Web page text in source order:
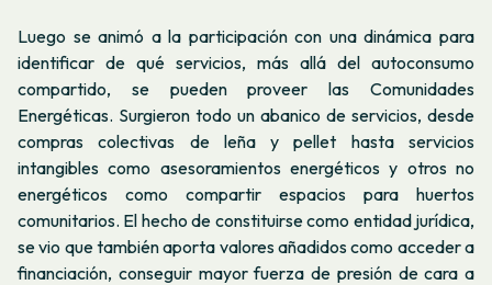
Luego se animó a la participación con una dinámica para
identificar de qué servicios, más allá del autoconsumo
compartido, se pueden proveer las Comunidades
Energéticas. Surgieron todo un abanico de servicios, desde
compras colectivas de leña y pellet hasta servicios
intangibles como asesoramientos energéticos y otros no
energéticos como compartir espacios para huertos
comunitarios. El hecho de constituirse como entidad jurídica,
se vio que también aporta valores añadidos como acceder a
financiación, conseguir mayor fuerza de presión de cara a